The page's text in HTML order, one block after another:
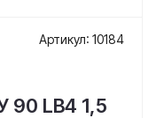
Артикул: 10184
90 LВ4 1,5